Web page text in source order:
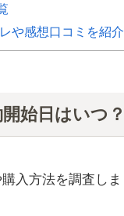
や感想口コミを紹
始日はいつ
入方法を調査しま